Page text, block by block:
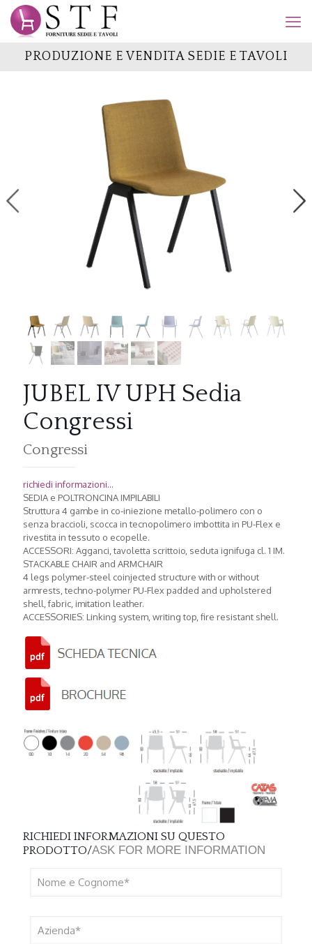
PRODUZIONE E VENDITA SEDIE E TAVOLI
JUBEL IV UPH Sedia
Congressi
Congressi
richiedi informazioni...
SEDIA e POLTRONCINA IMPILABILI
Struttura 4 gambe in co-iniezione metallo-polimero con o
senza braccioli, scocca in tecnopolimero imbottita in PU-Flex e
rivestita in tessuto o ecopelle.
ACCESSORI: Agganci, tavoletta scrittoio, seduta ignifuga cl. 1 IM.
STACKABLE CHAIR and ARMCHAIR
4 legs polymer-steel coinjected structure with or without
armrests, techno-polymer PU-Flex padded and upholstered
shell, fabric, imitation leather.
ACCESSORIES: Linking system, writing top, fire resistant shell.
RICHIEDI INFORMAZIONI SU QUESTO
PRODOTTO/ASK FOR MORE INFORMATION